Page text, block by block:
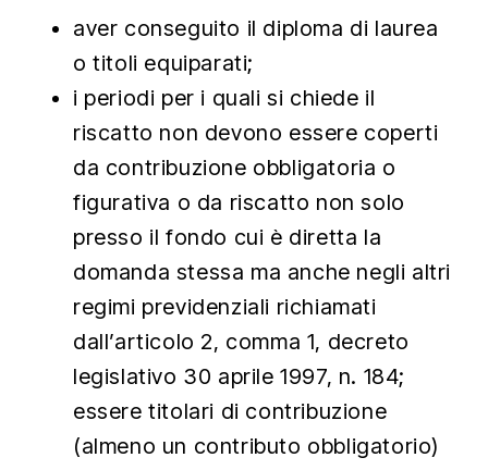
aver conseguito il diploma di laurea
o titoli equiparati;
i periodi per i quali si chiede il
riscatto non devono essere coperti
da contribuzione obbligatoria o
figurativa o da riscatto non solo
presso il fondo cui è diretta la
domanda stessa ma anche negli altri
regimi previdenziali richiamati
dall’articolo 2, comma 1, decreto
legislativo 30 aprile 1997, n. 184;
essere titolari di contribuzione
(almeno un contributo obbligatorio)